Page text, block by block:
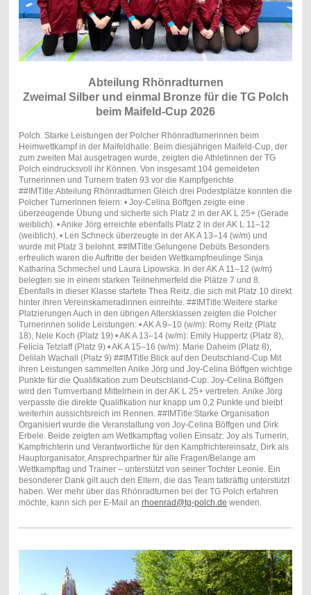
Abteilung Rhönradturnen
Zweimal Silber und einmal Bronze für die TG Polch
beim Maifeld-Cup 2026
Polch. Starke Leistungen der Polcher Rhönradturnerinnen beim
Heimwettkampf in der Maifeldhalle: Beim diesjährigen Maifeld-Cup, der
zum zweiten Mal ausgetragen wurde, zeigten die Athletinnen der TG
Polch eindrucksvoll ihr Können. Von insgesamt 104 gemeldeten
Turnerinnen und Turnern traten 93 vor die Kampfgerichte.
##IMTitle:Abteilung Rhönradturnen Gleich drei Podestplätze konnten die
Polcher Turnerinnen feiern: • Joy-Celina Böffgen zeigte eine
überzeugende Übung und sicherte sich Platz 2 in der AK L 25+ (Gerade
weiblich). • Anike Jörg erreichte ebenfalls Platz 2 in der AK L 11–12
(weiblich). • Len Schneck überzeugte in der AK A 13–14 (w/m) und
wurde mit Platz 3 belohnt. ##IMTitle:Gelungene Debüts Besonders
erfreulich waren die Auftritte der beiden Wettkampfneulinge Sinja
Katharina Schmechel und Laura Lipowska. In der AK A 11–12 (w/m)
belegten sie in einem starken Teilnehmerfeld die Plätze 7 und 8.
Ebenfalls in dieser Klasse startete Thea Reitz, die sich mit Platz 10 direkt
hinter ihren Vereinskameradinnen einreihte. ##IMTitle:Weitere starke
Platzierungen Auch in den übrigen Altersklassen zeigten die Polcher
Turnerinnen solide Leistungen: • AK A 9–10 (w/m): Romy Reitz (Platz
18), Nele Koch (Platz 19) • AK A 13–14 (w/m): Emily Huppertz (Platz 8),
Felicia Tetzlaff (Platz 9) • AK A 15–16 (w/m): Marie Daheim (Platz 8),
Delilah Wachall (Platz 9) ##IMTitle:Blick auf den Deutschland-Cup Mit
ihren Leistungen sammelten Anike Jörg und Joy-Celina Böffgen wichtige
Punkte für die Qualifikation zum Deutschland-Cup. Joy-Celina Böffgen
wird den Turnverband Mittelrhein in der AK L 25+ vertreten. Anike Jörg
verpasste die direkte Qualifikation nur knapp um 0,2 Punkte und bleibt
weiterhin aussichtsreich im Rennen. ##IMTitle:Starke Organisation
Organisiert wurde die Veranstaltung von Joy-Celina Böffgen und Dirk
Erbele. Beide zeigten am Wettkampftag vollen Einsatz: Joy als Turnerin,
Kampfrichterin und Verantwortliche für den Kampfrichtereinsatz, Dirk als
Hauptorganisator, Ansprechpartner für alle Fragen/Belange am
Wettkampftag und Trainer – unterstützt von seiner Tochter Leonie. Ein
besonderer Dank gilt auch den Eltern, die das Team tatkräftig unterstützt
haben. Wer mehr über das Rhönradturnen bei der TG Polch erfahren
möchte, kann sich per E-Mail an rhoenrad@tg-polch.de wenden.